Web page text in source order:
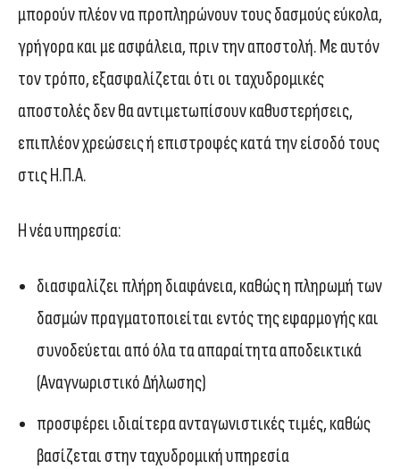
μπορούν πλέον να προπληρώνουν τους δασμούς εύκολα,
γρήγορα και με ασφάλεια, πριν την αποστολή. Με αυτόν
τον τρόπο, εξασφαλίζεται ότι οι ταχυδρομικές
αποστολές δεν θα αντιμετωπίσουν καθυστερήσεις,
επιπλέον χρεώσεις ή επιστροφές κατά την είσοδό τους
στις Η.Π.Α.
Η νέα υπηρεσία:
διασφαλίζει πλήρη διαφάνεια, καθώς η πληρωμή των
δασμών πραγματοποιείται εντός της εφαρμογής και
συνοδεύεται από όλα τα απαραίτητα αποδεικτικά
(Αναγνωριστικό Δήλωσης)
προσφέρει ιδιαίτερα ανταγωνιστικές τιμές, καθώς
βασίζεται στην ταχυδρομική υπηρεσία